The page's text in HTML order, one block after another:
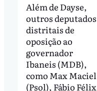
Além de Dayse,
outros deputados
distritais de
oposição ao
governador
Ibaneis (MDB),
como Max Maciel
(Psol), Fábio Félix